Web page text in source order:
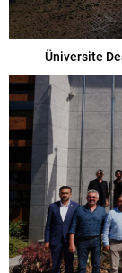
Üniversite